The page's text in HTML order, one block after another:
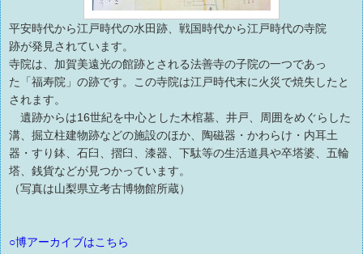
平安時代から江戸時代の水田跡、戦国時代から江戸時代の寺院
跡が発見されています。
寺院は、加賀美遠光の館跡とされる法善寺の子院の一つであっ
た「福寿院」の跡です。この寺院は江戸時代末に火災で焼失したと
されます。
遺跡からは16世紀を中心とした木棺墓、井戸、周囲をめぐらした
溝、掘立柱建物跡などの施設のほか、陶磁器・かわらけ・内耳土
器・すり鉢、石臼、摺臼、漆器、下駄等の生活道具や卒塔婆、五輪
塔、銭貨などが見つかっています。
（写真は山梨県立考古博物館所蔵）
○博アーカイブはこちら